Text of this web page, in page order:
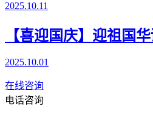
2025.10.11
【喜迎国庆】迎祖国
2025.10.01
在线咨询
电话咨询